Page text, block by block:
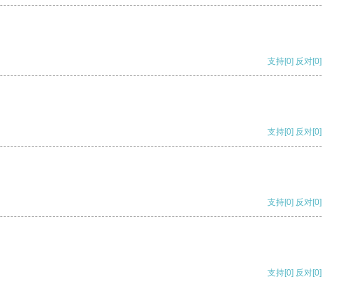
支持[0] 反对[0]
支持[0] 反对[0]
支持[0] 反对[0]
支持[0] 反对[0]